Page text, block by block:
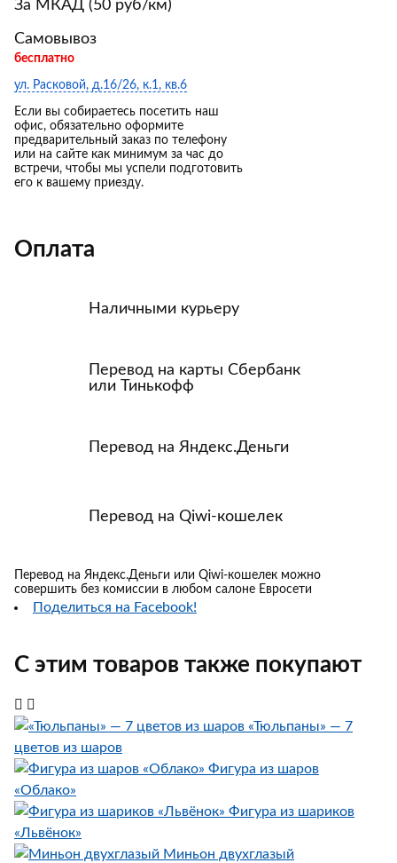
За МКАД (50 руб/км)
Самовывоз
бесплатно
ул. Расковой, д.16/26, к.1, кв.6
Если вы собираетесь посетить наш
офис, обязательно оформите
предварительный заказ по телефону
или на сайте как минимум за час до
встречи, чтобы мы успели подготовить
его к вашему приезду.
Оплата
Наличными курьеру
Перевод на карты Сбербанк
или Тинькофф
Перевод на Яндекс.Деньги
Перевод на Qiwi-кошелек
Перевод на Яндекс.Деньги или Qiwi-кошелек можно
совершить без комиссии в любом салоне Евросети
Поделиться на Facebook!
С этим товаров также покупают
«Тюльпаны» — 7
цветов из шаров
Фигура из шаров
«Облако»
Фигура из шариков
«Львёнок»
Миньон двухглазый